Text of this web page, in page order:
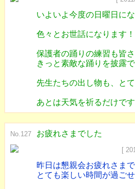
いよいよ今度の日曜日にな
色々とお世話になります！
保護者の踊りの練習も皆
きっと素敵な踊りを披露
先生たちの出し物も、と
あとは天気を祈るだけです
No.127 お疲れさまでした
[
昨日は懇親会お疲れさまで
とても楽しい時間が過ご